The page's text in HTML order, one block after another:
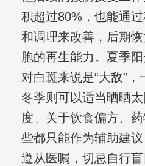
积超过80%，也能通
和调理来改善，后期
胞的再生能力。夏季
对白斑来说是“大敌”
冬季则可以适当晒晒
度。关于饮食偏方、
些都只能作为辅助建
遵从医嘱，切忌自行